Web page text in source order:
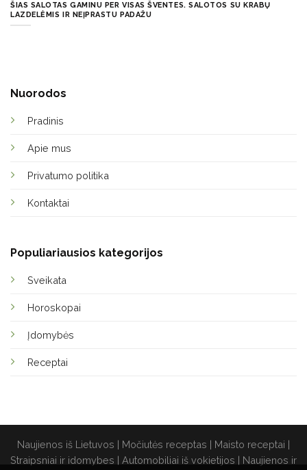
Nuorodos
Pradinis
Apie mus
Privatumo politika
Kontaktai
Populiariausios kategorijos
Sveikata
Horoskopai
Įdomybės
Receptai
ŠIAS SALOTAS GAMINU PER VISAS ŠVENTES. SALOTOS SU KRABŲ
LAZDELĖMIS IR NEĮPRASTU PADAŽU
Naujienos iš Lietuvos | Močiutės receptas | Maisto receptai |
Straipsniai ir idomybes | Automobiliai iš vokietijos | Naujienos ir